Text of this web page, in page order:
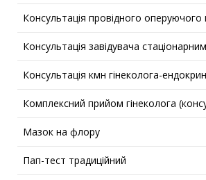
Консультація провідного оперуючого
Консультація завідувача
Консультація кмн гінеколога-
Комплексний прийом гінеколога
Мазок на флору
Пап-тест традиційний